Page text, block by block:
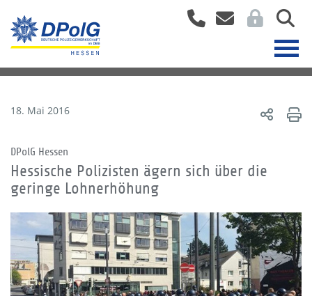
18. Mai 2016
DPolG Hessen
Hessische Polizisten ägern sich über die
geringe Lohnerhöhung